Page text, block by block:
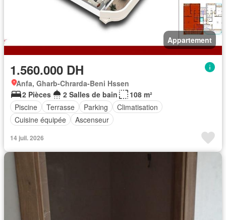
Appartement
1.560.000 DH
Anfa, Gharb-Chrarda-Beni Hssen
2 Pièces
2 Salles de bain
108 m²
Piscine
Terrasse Parking
Climatisation
Cuisine équipée
Ascenseur
14 juil. 2026